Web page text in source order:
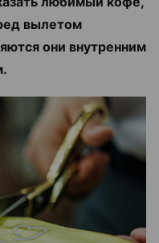
вылетом
они внутренним